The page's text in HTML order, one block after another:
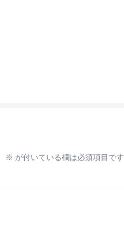
※ が付いている欄は必須項目です